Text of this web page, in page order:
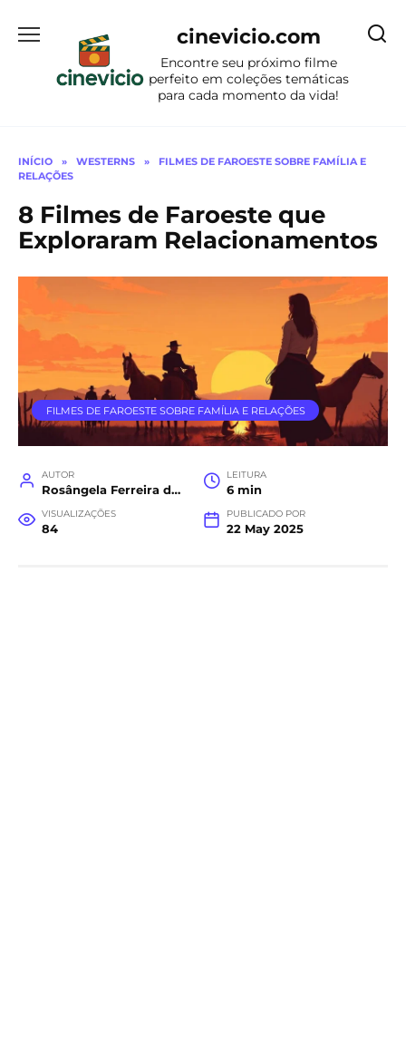
para
conteúdo
cinevicio.com
Encontre seu próximo filme
perfeito em coleções temáticas
para cada momento da vida!
INÍCIO » WESTERNS »
FILMES DE FAROESTE SOBRE FAMÍLIA E
RELAÇÕES
8 Filmes de Faroeste que
Exploraram Relacionamentos
FILMES DE FAROESTE SOBRE FAMÍLIA E RELAÇÕES
AUTOR
Rosângela Ferreira da Costa
LEITURA
6 min
VISUALIZAÇÕES
84
PUBLICADO POR
22 May 2025